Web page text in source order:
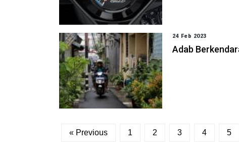
24 Feb 2023
Adab
« Previous 1 2 3 4 5